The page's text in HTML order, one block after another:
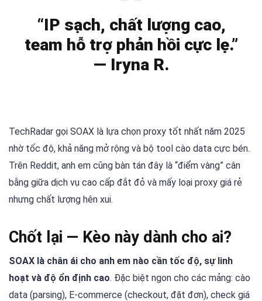
“IP sạch, chất lượng cao,
team hỗ trợ phản hồi cực lẹ.”
— Iryna R.
TechRadar gọi SOAX là lựa chọn proxy tốt nhất năm 2025
nhờ tốc độ, khả năng mở rộng và bộ tool cào data cực bén.
Trên Reddit, anh em cũng bàn tán đây là “điểm vàng” cân
bằng giữa dịch vụ cao cấp đắt đỏ và mấy loại proxy giá rẻ
nhưng chất lượng hên xui.
Chốt lại — Kèo này dành cho ai?
SOAX là chân ái cho anh em nào cần tốc độ, sự linh
hoạt và độ ổn định cao. Đặc biệt ngon cho các mảng: cào
data (parsing), E-commerce (checkout, đặt đơn), check giá